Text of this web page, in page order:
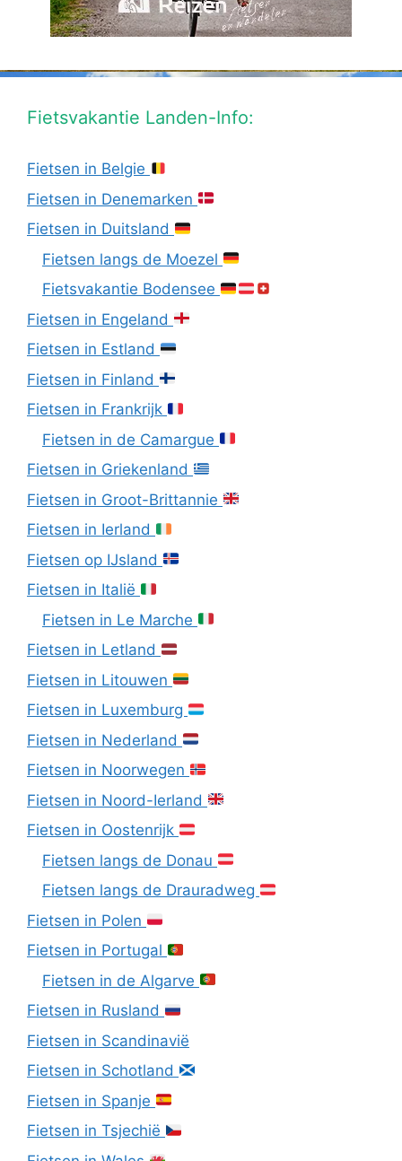
Fietsvakantie Landen-Info:
Fietsen in Belgie
Fietsen in Denemarken
Fietsen in Duitsland
Fietsen langs de Moezel
Fietsvakantie Bodensee
Fietsen in Engeland
Fietsen in Estland
Fietsen in Finland
Fietsen in Frankrijk
Fietsen in de Camargue
Fietsen in Griekenland
Fietsen in Groot-Brittannie
Fietsen in Ierland
Fietsen op IJsland
Fietsen in Italië
Fietsen in Le Marche
Fietsen in Letland
Fietsen in Litouwen
Fietsen in Luxemburg
Fietsen in Nederland
Fietsen in Noorwegen
Fietsen in Noord-Ierland
Fietsen in Oostenrijk
Fietsen langs de Donau
Fietsen langs de Drauradweg
Fietsen in Polen
Fietsen in Portugal
Fietsen in de Algarve
Fietsen in Rusland
Fietsen in Scandinavië
Fietsen in Schotland
Fietsen in Spanje
Fietsen in Tsjechië